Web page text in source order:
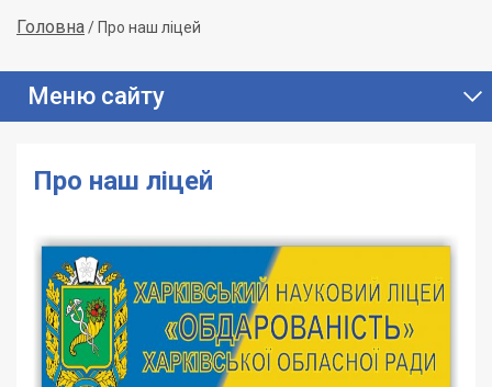
Головна/ Про наш ліцей
Меню сайту
Про наш ліцей